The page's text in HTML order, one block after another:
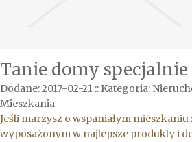
Tanie domy specjalnie
Dodane: 2017-02-21 :: Kategoria:
Mieszkania
Jeśli marzysz o wspaniałym mieszkaniu
wyposażonym w najlepsze produkty i